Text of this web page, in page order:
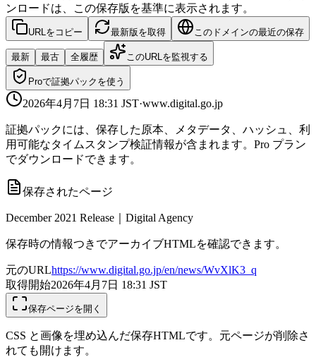
ンロードは、この保存版を基準に表示されます。
URLをコピー 最新版を取得 このドメインの最近の保存
最新 最古 全履歴 このURLを監視する
Proで証拠パックを使う
2026年4月7日 18:31 JST·www.digital.go.jp
証拠パックには、保存した原本、メタデータ、ハッシュ、利
用可能なタイムスタンプ検証情報が含まれます。Pro プラン
でダウンロードできます。
保存されたページ
December 2021 Release｜Digital Agency
保存時の情報つきでアーカイブHTMLを確認できます。
元のURLhttps://www.digital.go.jp/en/news/WvXlK3_q
取得開始2026年4月7日 18:31 JST
保存ページを開く
CSS と画像を埋め込んだ保存HTMLです。元ページが削除さ
れても開けます。